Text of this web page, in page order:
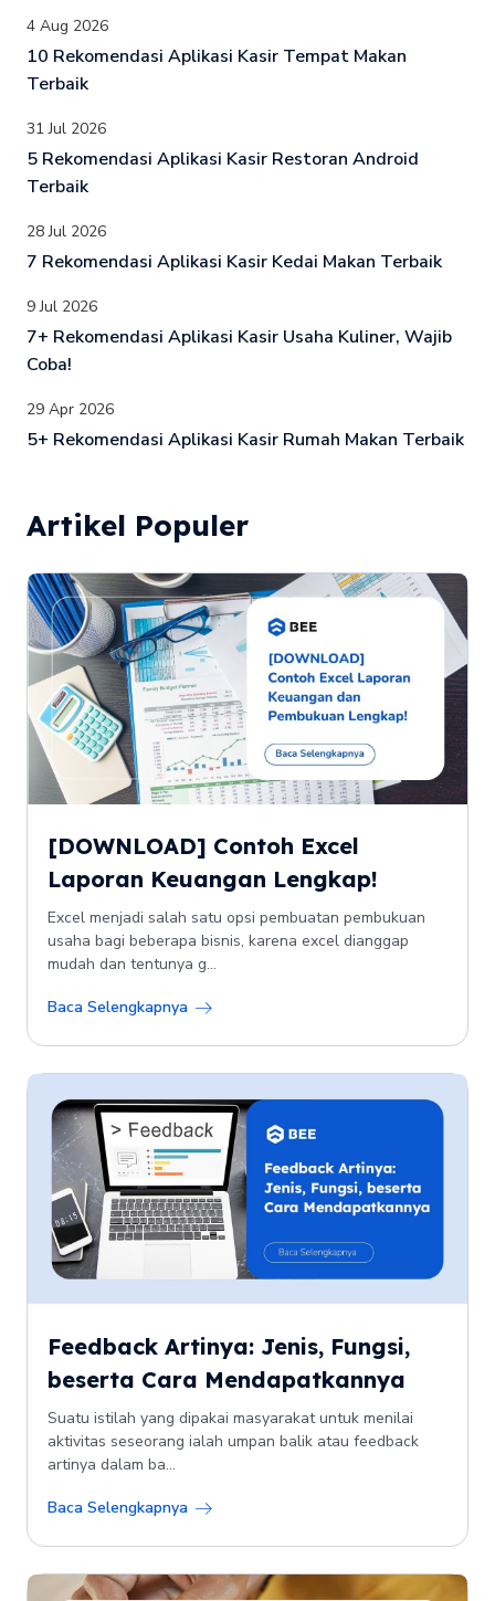
4 Aug 2026
10 Rekomendasi Aplikasi Kasir Tempat Makan
Terbaik
31 Jul 2026
5 Rekomendasi Aplikasi Kasir Restoran Android
Terbaik
28 Jul 2026
7 Rekomendasi Aplikasi Kasir Kedai Makan Terbaik
9 Jul 2026
7+ Rekomendasi Aplikasi Kasir Usaha Kuliner, Wajib
Coba!
29 Apr 2026
5+ Rekomendasi Aplikasi Kasir Rumah Makan Terbaik
Artikel Populer
[DOWNLOAD] Contoh Excel
Laporan Keuangan Lengkap!
Excel menjadi salah satu opsi pembuatan pembukuan
usaha bagi beberapa bisnis, karena excel dianggap
mudah dan tentunya g...
Baca Selengkapnya
Feedback Artinya: Jenis, Fungsi,
beserta Cara Mendapatkannya
Suatu istilah yang dipakai masyarakat untuk menilai
aktivitas seseorang ialah umpan balik atau feedback
artinya dalam ba...
Baca Selengkapnya